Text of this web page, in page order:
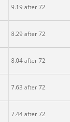
9.19 after 72
8.29 after 72
8.04 after 72
7.63 after 72
7.44 after 72